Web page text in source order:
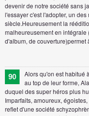
devenir de notre société sans
l'essayer c'est l'adopter, un
siècle.Heureusement la
malheureusement en intégrale
d'album, de couverture)permet
90
Alors qu'on est habitué
au top de leur forme,
duquel des super héros plus
Imparfaits, amoureux,
reflet d'une société